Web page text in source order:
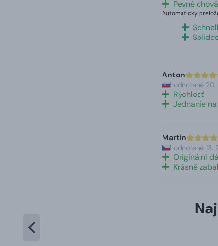
Pevné
Automaticky
Anton
hodnotené 20.
Rýchlosť
Jednanie
Martin
hodnotené 13.
Originální
Krásně